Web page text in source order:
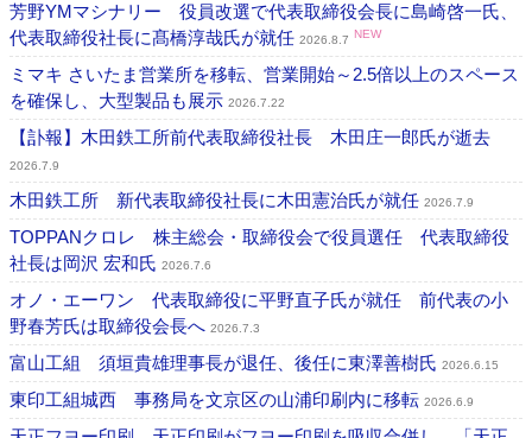
芳野YMマシナリー 役員改選で代表取締役会長に島崎啓一氏、
代表取締役社長に髙橋淳哉氏が就任 2026.8.7 NEW
ミマキ さいたま営業所を移転、営業開始～2.5倍以上のスペース
を確保し、大型製品も展示 2026.7.22
【訃報】木田鉄工所前代表取締役社長 木田庄一郎氏が逝去
2026.7.9
木田鉄工所 新代表取締役社長に木田憲治氏が就任 2026.7.9
TOPPANクロレ 株主総会・取締役会で役員選任 代表取締役
社長は岡沢 宏和氏 2026.7.6
オノ・エーワン 代表取締役に平野直子氏が就任 前代表の小
野春芳氏は取締役会長へ 2026.7.3
富山工組 須垣貴雄理事長が退任、後任に東澤善樹氏 2026.6.15
東印工組城西 事務局を文京区の山浦印刷内に移転 2026.6.9